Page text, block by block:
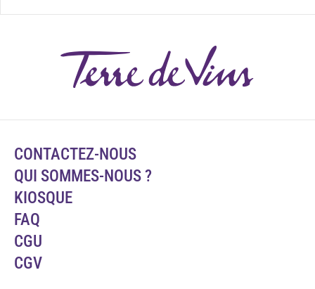
CONTACTEZ-NOUS
QUI SOMMES-NOUS ?
KIOSQUE
FAQ
CGU
CGV